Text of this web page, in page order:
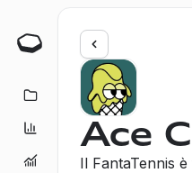
Benchmark
Funding Report
Ace
Il FantaTennis